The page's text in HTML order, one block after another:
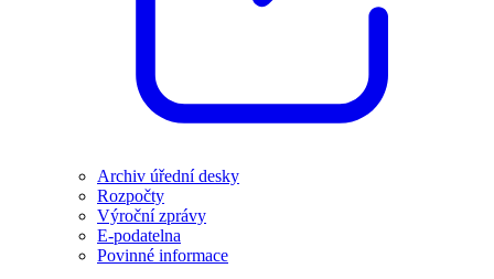
Archiv úřední desky
Rozpočty
Výroční zprávy
E-podatelna
Povinné informace